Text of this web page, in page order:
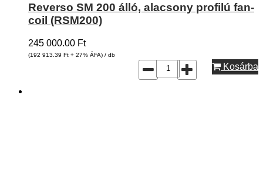
Reverso SM 200 álló, alacsony profilú fan-
coil (RSM200)
245 000.00 Ft
(192 913.39 Ft + 27% ÁFA) / db
Kosárba